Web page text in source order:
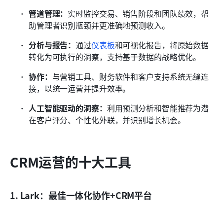
管道管理： 实时监控交易、销售阶段和团队绩效，帮
助管理者识别瓶颈并更准确地预测收入。
分析与报告：通过仪表板和可视化报告，将原始数据
转化为可执行的洞察，支持基于数据的战略优化。
协作： 与营销工具、财务软件和客户支持系统无缝连
接，以统一运营并提升效率。
人工智能驱动的洞察： 利用预测分析和智能推荐为潜
在客户评分、个性化外联，并识别增长机会。
CRM运营的十大工具
1. Lark：最佳一体化协作+CRM平台